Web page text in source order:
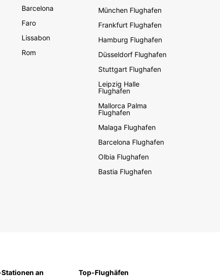
Barcelona
Faro
Lissabon
Rom
München Flughafen
Frankfurt Flughafen
Hamburg Flughafen
Düsseldorf Flughafen
Stuttgart Flughafen
Leipzig Halle
Flughafen
Mallorca Palma
Flughafen
Malaga Flughafen
Barcelona Flughafen
Olbia Flughafen
Bastia Flughafen
an
Top-Flughäfen